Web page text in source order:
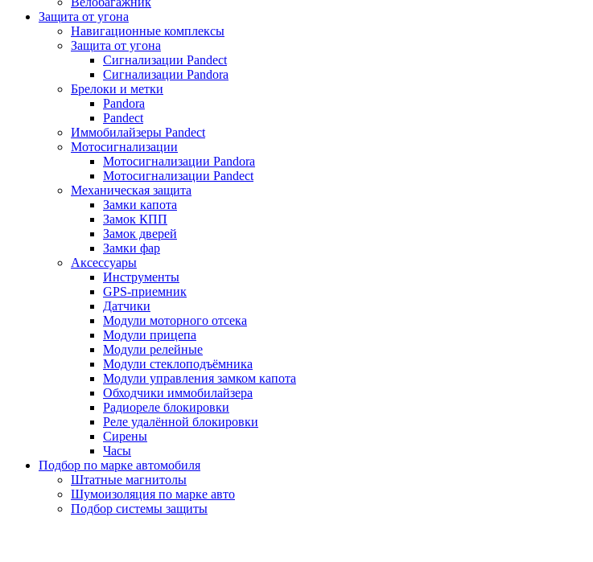
Защита от угона
Навигационные комплексы
Защита от угона
Сигнализации Pandect
Сигнализации Pandora
Брелоки и метки
Pandora
Pandect
Иммобилайзеры Pandect
Мотосигнализации
Мотосигнализации Pandora
Мотосигнализации Pandect
Механическая защита
Замки капота
Замок КПП
Замок дверей
Замки фар
Аксессуары
Инструменты
GPS-приемник
Датчики
Модули моторного отсека
Модули прицепа
Модули релейные
Модули стеклоподъёмника
Модули управления замком капота
Обходчики иммобилайзера
Радиореле блокировки
Реле удалённой блокировки
Сирены
Часы
Подбор по марке автомобиля
Штатные магнитолы
Шумоизоляция по марке авто
Подбор системы защиты